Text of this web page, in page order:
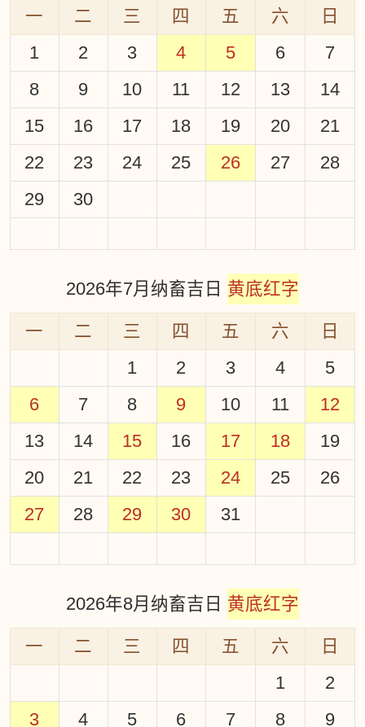
一 二 三 四 五 六
日
1
2 3 4 5 6
7
8
9 10 11 12 13
14
15
16 17 18 19 20
21
22
23 24 25 26 27
28
29
30
2026年7月纳畜吉日 黄底红字
一 二 三 四 五 六
日
1
2 3 4
5
6
7 8 9 10 11
12
13
14 15 16 17 18
19
20
21 22 23 24 25
26
27
28 29 30 31
2026年8月纳畜吉日 黄底红字
一 二 三 四 五 六
日
1
2
3
4 5 6 7 8
9